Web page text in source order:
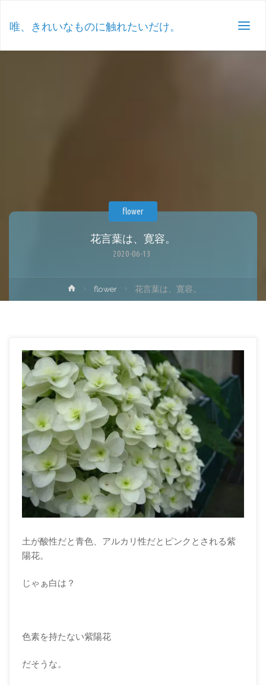
唯、きれいなものに触れたいだけ。
花言葉は、寛容。
2020-06-13
flower
ホ
ー
flower 花言葉は、寛容。
土が酸性だと青色、アルカリ性だとピンクとされる紫
陽花。
じゃぁ白は？
色素を持たない紫陽花
だそうな。